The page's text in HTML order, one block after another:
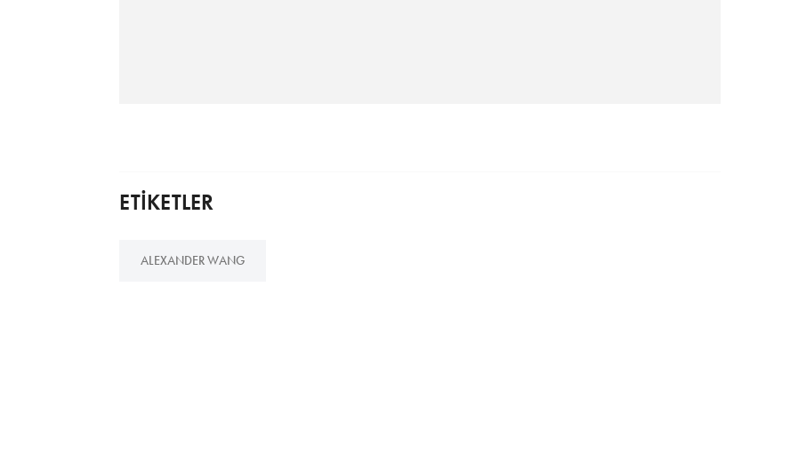
ETİKETLER
ALEXANDER WANG